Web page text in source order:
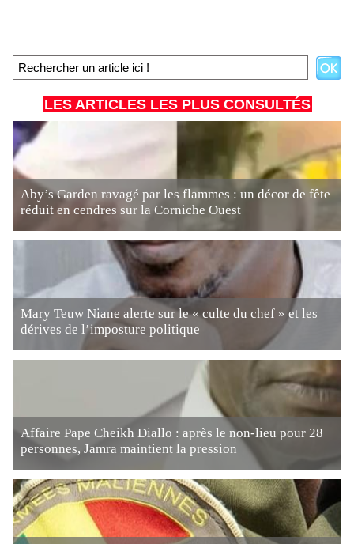
LES ARTICLES LES PLUS CONSULTÉS
Aby’s Garden ravagé par les flammes : un décor de fête
réduit en cendres sur la Corniche Ouest
Mary Teuw Niane alerte sur le « culte du chef » et les
dérives de l’imposture politique
Affaire Pape Cheikh Diallo : après le non-lieu pour 28
personnes, Jamra maintient la pression